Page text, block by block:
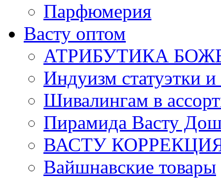
Парфюмерия
Васту оптом
АТРИБУТИКА
Индуизм статуэтки
Шивалингам в
Пирамида Васту
ВАСТУ
Вайшнавские товары